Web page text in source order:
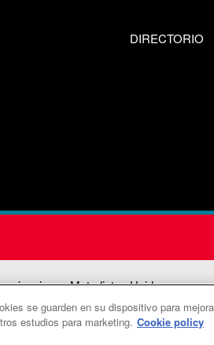
DIRECTORIO
Metodistas Unidas es una
Comunicaciones Metodistas
se guarden en su dispositivo para
estudios para marketing. Cookie policy